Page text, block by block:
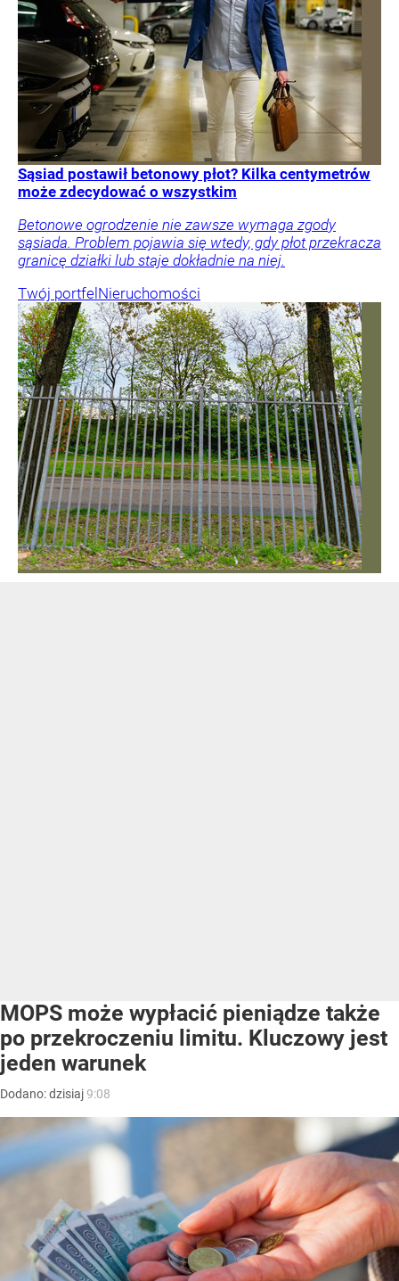
Sąsiad postawił betonowy płot? Kilka centymetrów
może zdecydować o wszystkim
Betonowe ogrodzenie nie zawsze wymaga zgody
sąsiada. Problem pojawia się wtedy, gdy płot przekracza
granicę działki lub staje dokładnie na niej.
Twój portfel Nieruchomości
MOPS może wypłacić pieniądze także
po przekroczeniu limitu. Kluczowy jest
jeden warunek
Dodano:dzisiaj9:08